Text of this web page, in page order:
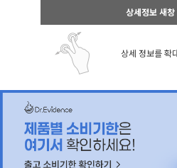
상세정보 새창
상세 정보를 확